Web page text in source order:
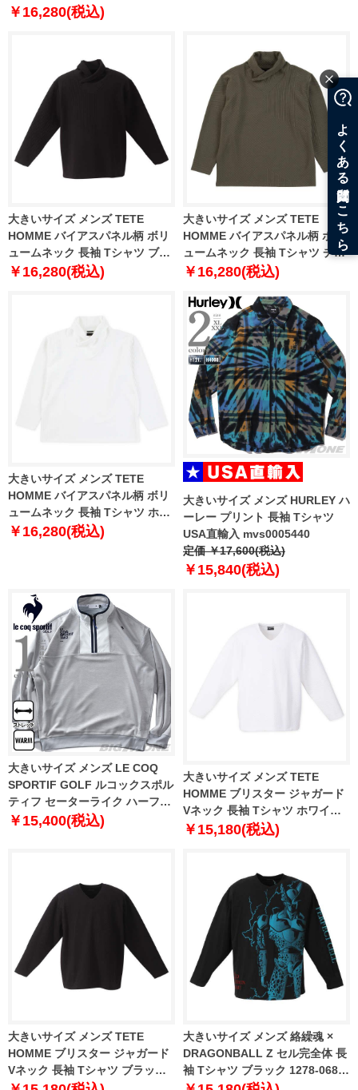
ラック 1278-5352-2 3XL 4XL
￥16,280(税込)
大きいサイズ メンズ TETE
HOMME バイアスパネル柄 ボリ
ュームネック 長袖 Tシャツ ブラ
ック 1278-3636-2 3L 4L 5L 6L
￥16,280(税込)
大きいサイズ メンズ TETE
HOMME バイアスパネル柄 ボリ
ュームネック 長袖 Tシャツ チャ
コール 1278-3636-3 3L 4L 5L
￥16,280(税込)
大きいサイズ メンズ TETE
HOMME バイアスパネル柄 ボリ
ュームネック 長袖 Tシャツ ホワ
イト 1278-3636-4 3L 4L 5L 6L
￥16,280(税込)
大きいサイズ メンズ HURLEY ハ
ーレー プリント 長袖 Tシャツ
USA直輸入 mvs0005440
定価 ￥17,600(税込)
￥15,840(税込)
大きいサイズ メンズ LE COQ
SPORTIF GOLF ルコックスポル
ティフ セーターライク ハーフジ
ップ カットソー ストレッチ ゴル
￥15,400(税込)
大きいサイズ メンズ TETE
HOMME ブリスター ジャガード
Vネック 長袖 Tシャツ ホワイト
1278-3635-1 3L 4L 5L 6L
￥15,180(税込)
大きいサイズ メンズ TETE
HOMME ブリスター ジャガード
Vネック 長袖 Tシャツ ブラック
1278-3635-2 3L 4L 5L 6L
大きいサイズ メンズ 絡繰魂 ×
DRAGONBALL Z セル完全体 長
袖 Tシャツ ブラック 1278-0680-
1 3L 4L 5L 6L